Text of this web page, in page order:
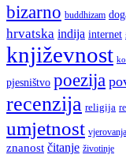
bizarno buddhizam
hrvatska indija internet
književnost
pjesništvo poezija
recenzija religija
umjetnost vjerovanja
znanost čitanje životinje